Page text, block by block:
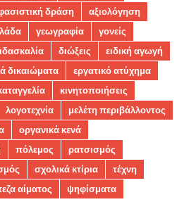
δράση
αξιολόγηση
γεωγραφία
γονείς
διώξεις
ειδική αγωγή
δικαιώματα
εργατικό ατύχημα
κινητοποιήσεις
λογοτεχνία
μελέτη περιβάλλοντος
οργανικά κενά
πόλεμος
ρατσισμός
σχολικά κτίρια
τέχνη
αίματος ψηφίσματα